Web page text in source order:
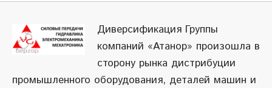
Диверсификация Группы
компаний «Атанор» произошла в
сторону рынка дистрибуции
промышленного оборудования, деталей машин и